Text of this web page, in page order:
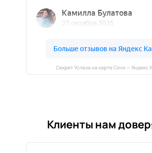
Секрет Успеха на карте Сочи — Яндекс
Клиенты нам